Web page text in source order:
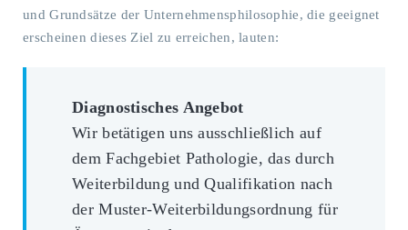
und Grundsätze der Unternehmensphilosophie, die geeignet
erscheinen dieses Ziel zu erreichen, lauten:
Diagnostisches Angebot
Wir betätigen uns ausschließlich auf
dem Fachgebiet Pathologie, das durch
Weiterbildung und Qualifikation nach
der Muster-Weiterbildungsordnung für